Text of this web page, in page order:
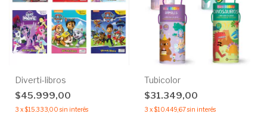
Diverti-libros
$45.999,00
3 x$15.333,00 sin interés
Tubicolor
$31.349,00
3 x$10.449,67sin interés